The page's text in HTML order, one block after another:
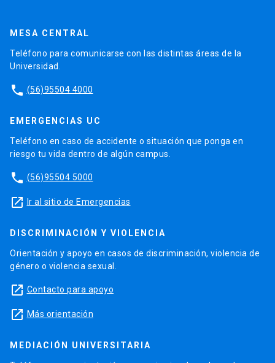
MESA CENTRAL
Teléfono para comunicarse con las distintas áreas de la
Universidad.
phone (56)95504 4000
EMERGENCIAS UC
Teléfono en caso de accidente o situación que ponga en
riesgo tu vida dentro de algún campus.
phone (56)95504 5000
launch Ir al sitio de Emergencias
DISCRIMINACIÓN Y VIOLENCIA
Orientación y apoyo en casos de discriminación, violencia de
género o violencia sexual.
launch Contacto para apoyo
launch Más orientación
MEDIACIÓN UNIVERSITARIA